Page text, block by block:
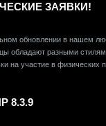
ЗАЯВКИ!
обновлении в нашем
обладают разными
на участие в
8.3.9